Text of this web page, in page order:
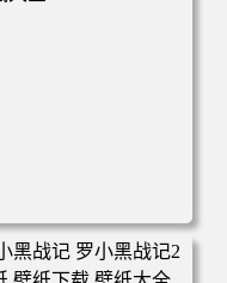
4K动漫壁纸 电脑桌